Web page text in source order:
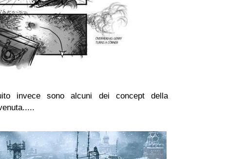
invece sono alcuni dei concept della